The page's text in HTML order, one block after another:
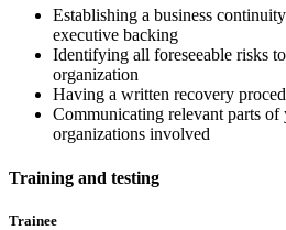
Establishing a business
executive backing
Identifying all foreseeable risks
organization
Having a written recovery
Communicating relevant parts of
organizations involved
Training and testing
Trainee